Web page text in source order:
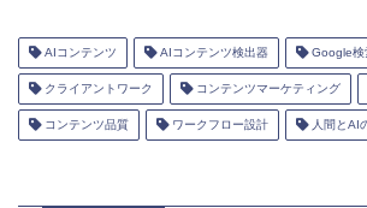
AIコンテンツ AIコンテンツ検出器 Google検
クライアントワーク コンテンツマーケティング
コンテンツ品質 ワークフロー設計 人間とAI